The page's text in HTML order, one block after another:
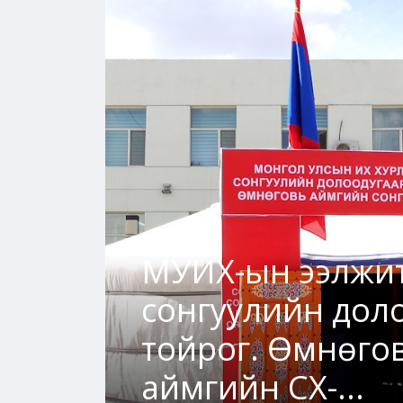
МУИХ-ын
сонгуулийн
тойрог.
аймгийн СХ-...